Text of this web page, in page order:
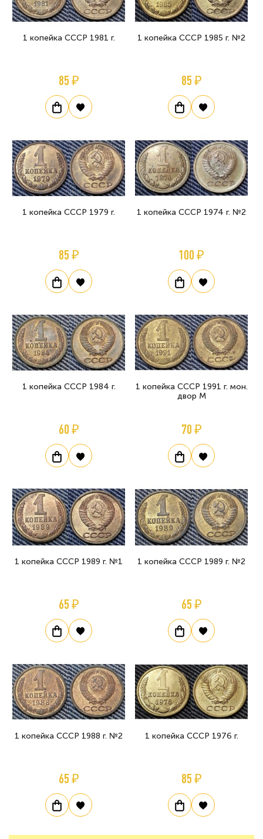
1 копейка СССР 1981 г.
85 ₽
1 копейка СССР 1985 г. №2
85 ₽
1 копейка СССР 1979 г.
85 ₽
1 копейка СССР 1974 г. №2
100 ₽
1 копейка СССР 1984 г.
60 ₽
1 копейка СССР 1991 г. мон.
двор М
70 ₽
1 копейка СССР 1989 г. №1
65 ₽
1 копейка СССР 1989 г. №2
65 ₽
1 копейка СССР 1988 г. №2
65 ₽
1 копейка СССР 1976 г.
85 ₽